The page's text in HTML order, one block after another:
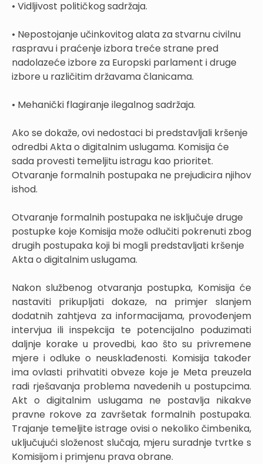
• Vidljivost političkog sadržaja.
• Nepostojanje učinkovitog alata za stvarnu civilnu
raspravu i praćenje izbora treće strane pred
nadolazeće izbore za Europski parlament i druge
izbore u različitim državama članicama.
• Mehanički flagiranje ilegalnog sadržaja.
Ako se dokaže, ovi nedostaci bi predstavljali kršenje
odredbi Akta o digitalnim uslugama. Komisija će
sada provesti temeljitu istragu kao prioritet.
Otvaranje formalnih postupaka ne prejudicira njihov
ishod.
Otvaranje formalnih postupaka ne isključuje druge
postupke koje Komisija može odlučiti pokrenuti zbog
drugih postupaka koji bi mogli predstavljati kršenje
Akta o digitalnim uslugama.
Nakon službenog otvaranja postupka, Komisija će
nastaviti prikupljati dokaze, na primjer slanjem
dodatnih zahtjeva za informacijama, provođenjem
intervjua ili inspekcija te potencijalno poduzimati
daljnje korake u provedbi, kao što su privremene
mjere i odluke o neusklađenosti. Komisija također
ima ovlasti prihvatiti obveze koje je Meta preuzela
radi rješavanja problema navedenih u postupcima.
Akt o digitalnim uslugama ne postavlja nikakve
pravne rokove za završetak formalnih postupaka.
Trajanje temeljite istrage ovisi o nekoliko čimbenika,
uključujući složenost slučaja, mjeru suradnje tvrtke s
Komisijom i primjenu prava obrane.